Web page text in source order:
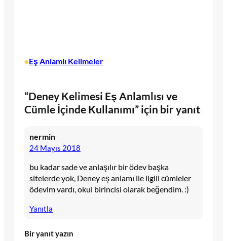
•Eş Anlamlı Kelimeler
“Deney Kelimesi Eş Anlamlısı ve
Cümle İçinde Kullanımı” için bir yanıt
nermin
24 Mayıs 2018
bu kadar sade ve anlaşılır bir ödev başka
sitelerde yok, Deney eş anlamı ile ilgili cümleler
ödevim vardı, okul birincisi olarak beğendim. :)
Yanıtla
Bir yanıt yazın